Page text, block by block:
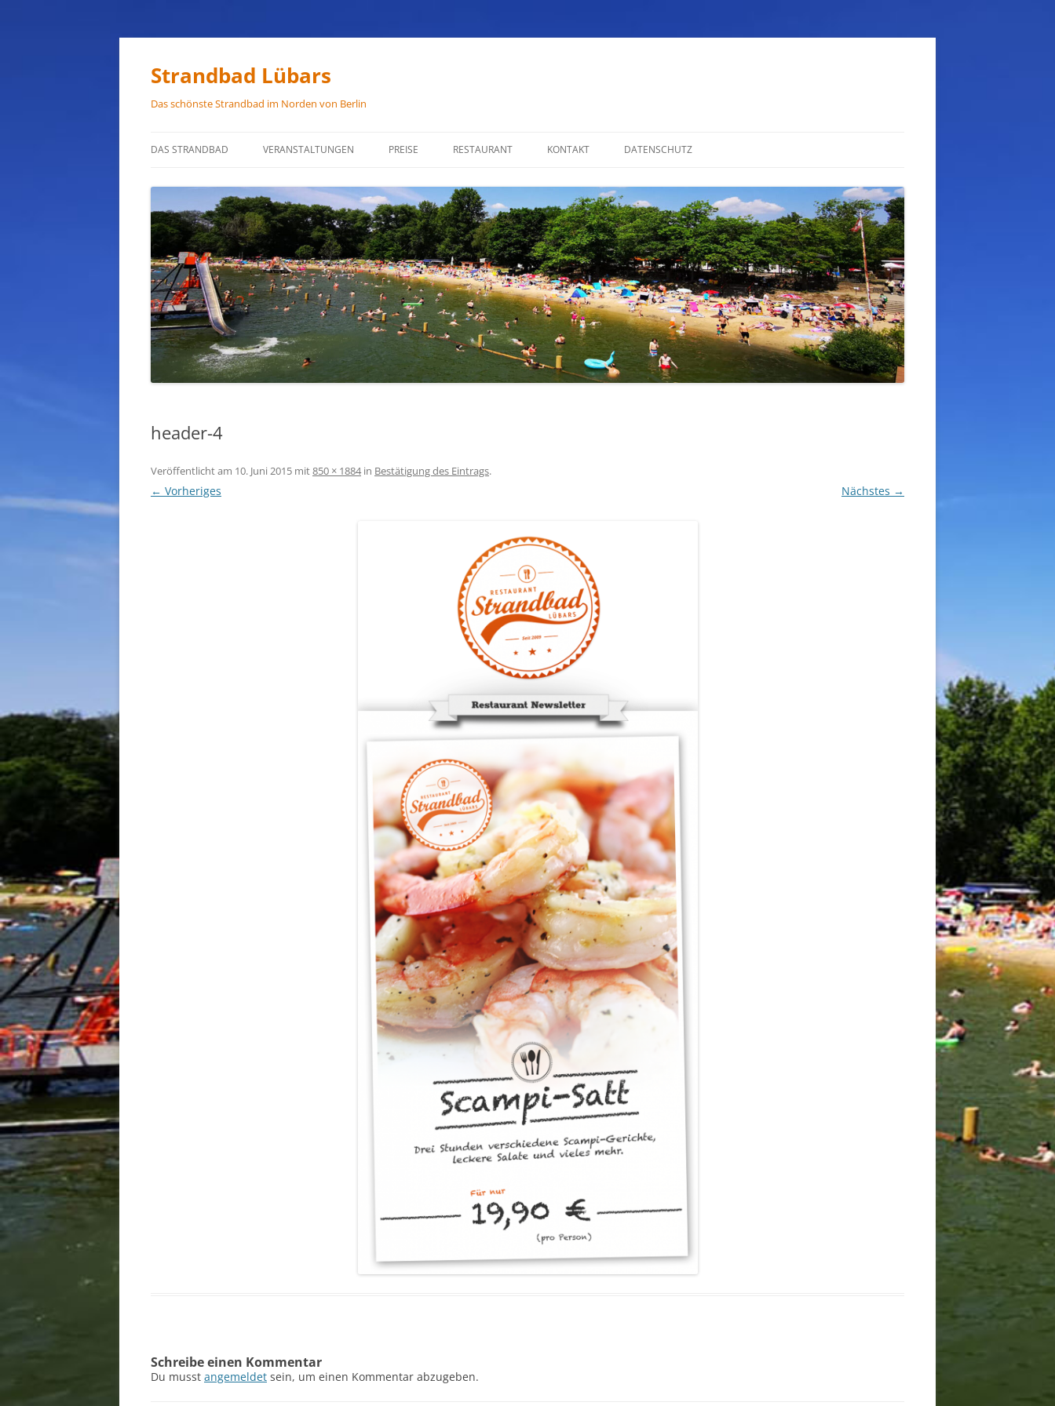
Zum
Strandbad Lübars
Das schönste Strandbad im Norden von Berlin
DAS STRANDBAD
ANFAHRT
HAUSORDNUNG
VERMIETUNG
PRESSEFOTOS
JOB-ANGEBOTE
VERANSTALTUNGEN PREISE RESTAURANT
ÖFFNUNGSZEITEN
PARTYSERVICE
RÄUMLICHKEITEN
KONTAKT DATENSCHUTZ
header-4
Veröffentlicht am 10. Juni 2015 mit850 × 1884in Bestätigung des Eintrags.
← Vorheriges Nächstes →
Schreibe einen Kommentar
Du musst angemeldet sein, um einen Kommentar abzugeben.